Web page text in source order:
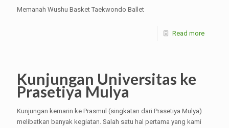
Memanah Wushu Basket Taekwondo Ballet
Read more
Kunjungan Universitas ke
Prasetiya Mulya
Kunjungan kemarin ke Prasmul (singkatan dari Prasetiya Mulya)
melibatkan banyak kegiatan. Salah satu hal pertama yang kami